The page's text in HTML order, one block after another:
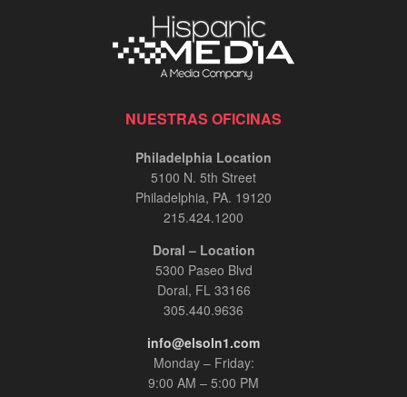
NUESTRAS OFICINAS
Philadelphia Location
5100 N. 5th Street
Philadelphia, PA. 19120
215.424.1200
Doral – Location
5300 Paseo Blvd
Doral, FL 33166
305.440.9636
info@elsoln1.com
Monday – Friday:
9:00 AM – 5:00 PM